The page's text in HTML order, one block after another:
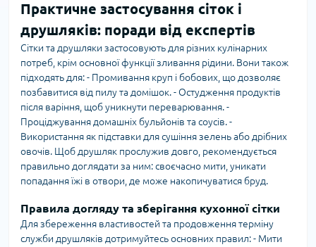
Практичне застосування сіток і
друшляків: поради від експертів
Сітки та друшляки застосовують для різних кулінарних
потреб, крім основної функції зливання рідини. Вони також
підходять для: - Промивання круп і бобових, що дозволяє
позбавитися від пилу та домішок. - Остудження продуктів
після варіння, щоб уникнути переварювання. -
Проціджування домашніх бульйонів та соусів. -
Використання як підставки для сушіння зелень або дрібних
овочів. Щоб друшляк прослужив довго, рекомендується
правильно доглядати за ним: своєчасно мити, уникати
попадання їжі в отвори, де може накопичуватися бруд.
Правила догляду та зберігання кухонної сітки
Для збереження властивостей та продовження терміну
служби друшляків дотримуйтесь основних правил: - Мити